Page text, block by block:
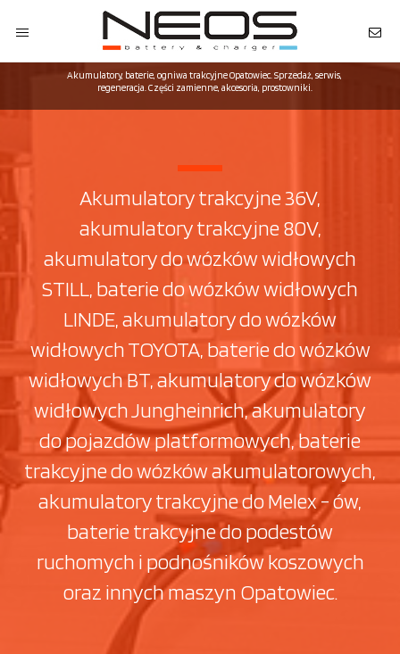
Akumulatory, baterie, ogniwa trakcyjne Opatowiec. Sprzedaż, serwis,
regeneracja. Części zamienne, akcesoria, prostowniki.
Akumulatory trakcyjne 36V,
akumulatory trakcyjne 80V,
akumulatory do wózków widłowych
STILL, baterie do wózków widłowych
LINDE, akumulatory do wózków
widłowych TOYOTA, baterie do wózków
widłowych BT, akumulatory do wózków
widłowych Jungheinrich, akumulatory
do pojazdów platformowych, baterie
trakcyjne do wózków akumulatorowych,
akumulatory trakcyjne do Melex - ów,
baterie trakcyjne do podestów
ruchomych i podnośników koszowych
oraz innych maszyn Opatowiec.